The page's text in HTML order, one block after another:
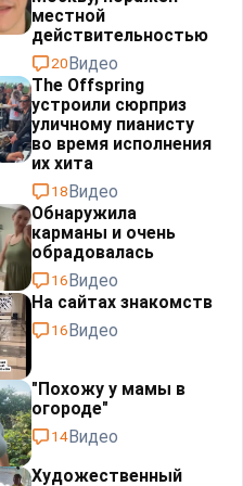
местной
действительностью⁠⁠
20Видео
The Offspring
устроили сюрприз
уличному пианисту
во время исполнения
их хита
18Видео
Обнаружила
карманы и очень
обрадовалась
16Видео
На сайтах знакомств
16Видео
"Похожу у мамы в
огороде"
14Видео
Художественный